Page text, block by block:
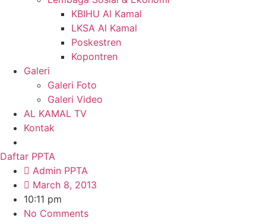
KBIHU Al Kamal
LKSA Al Kamal
Poskestren
Kopontren
Galeri
Galeri Foto
Galeri Video
AL KAMAL TV
Kontak
Daftar PPTA
Admin PPTA
March 8, 2013
10:11 pm
No Comments